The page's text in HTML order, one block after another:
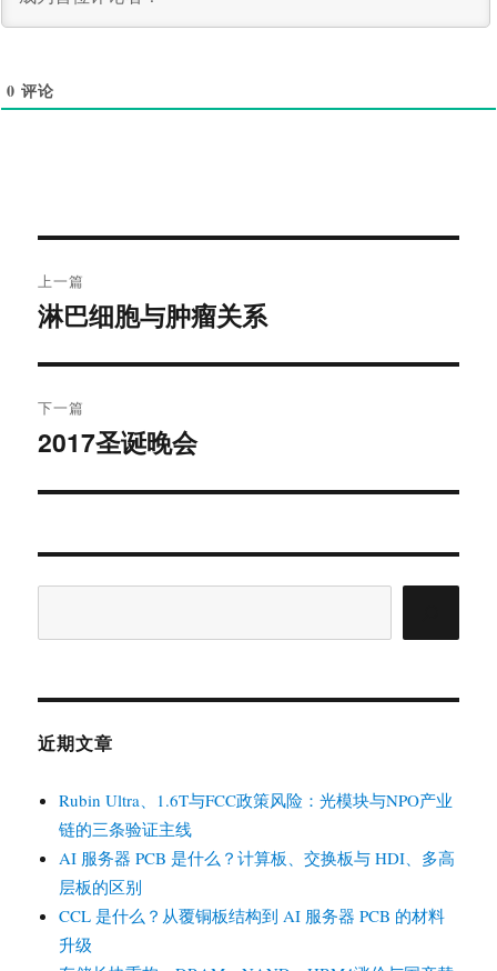
0 评论
章
上一篇
上
文
章：
淋巴细胞与肿瘤关系
下一篇
下
文
2017圣诞晚会
近期文章
Rubin Ultra、1.6T与FCC政策风险：光模块与NPO产业
链的三条验证主线
AI 服务器 PCB 是什么？计算板、交换板与 HDI、多高
层板的区别
CCL 是什么？从覆铜板结构到 AI 服务器 PCB 的材料
升级